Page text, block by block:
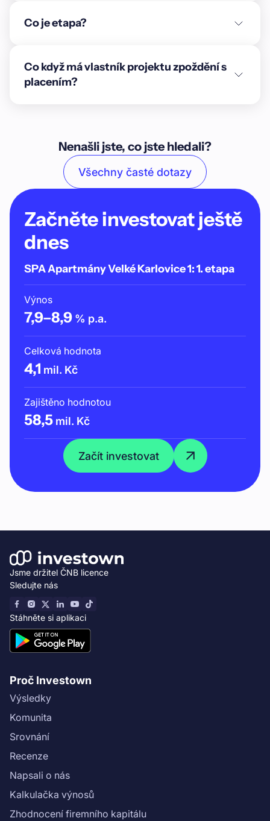
Co je etapa?
Co když má vlastník projektu zpoždění s
placením?
Nenašli jste, co jste hledali?
Všechny časté dotazy
Začněte investovat ještě
dnes
SPA Apartmány Velké Karlovice 1: 1. etapa
Výnos
7,9–8,9 % p.a.
Celková hodnota
4,1 mil. Kč
Zajištěno hodnotou
58,5 mil. Kč
Začít investovat
Jsme držitel ČNB licence
Sledujte nás
Stáhněte si aplikaci
Proč Investown
Výsledky
Komunita
Srovnání
Recenze
Napsali o nás
Kalkulačka výnosů
Zhodnocení firemního kapitálu